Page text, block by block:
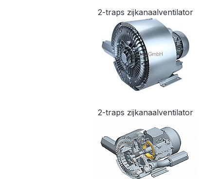
2-traps zijkanaalventilator
2-traps zijkanaalventilator